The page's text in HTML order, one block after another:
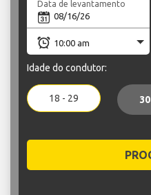
Data de levantamento
Idade do condutor:
18 - 29